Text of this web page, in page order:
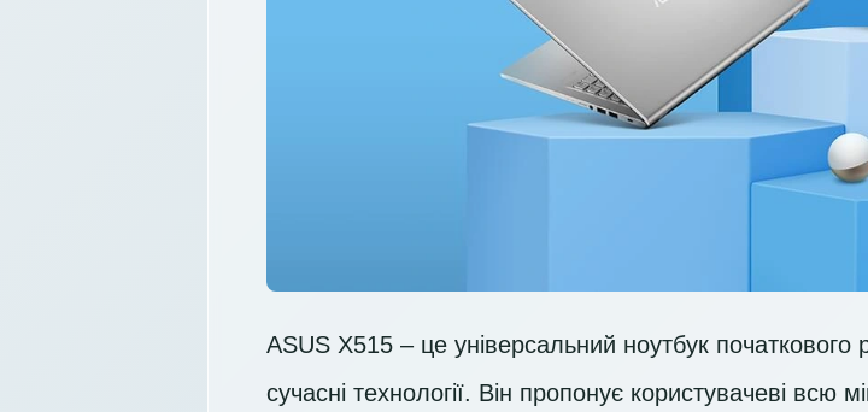
ASUS X515 – це універсальний ноутбук початкового
сучасні технології. Він пропонує користувачеві всю